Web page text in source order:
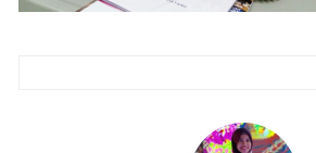
navigation